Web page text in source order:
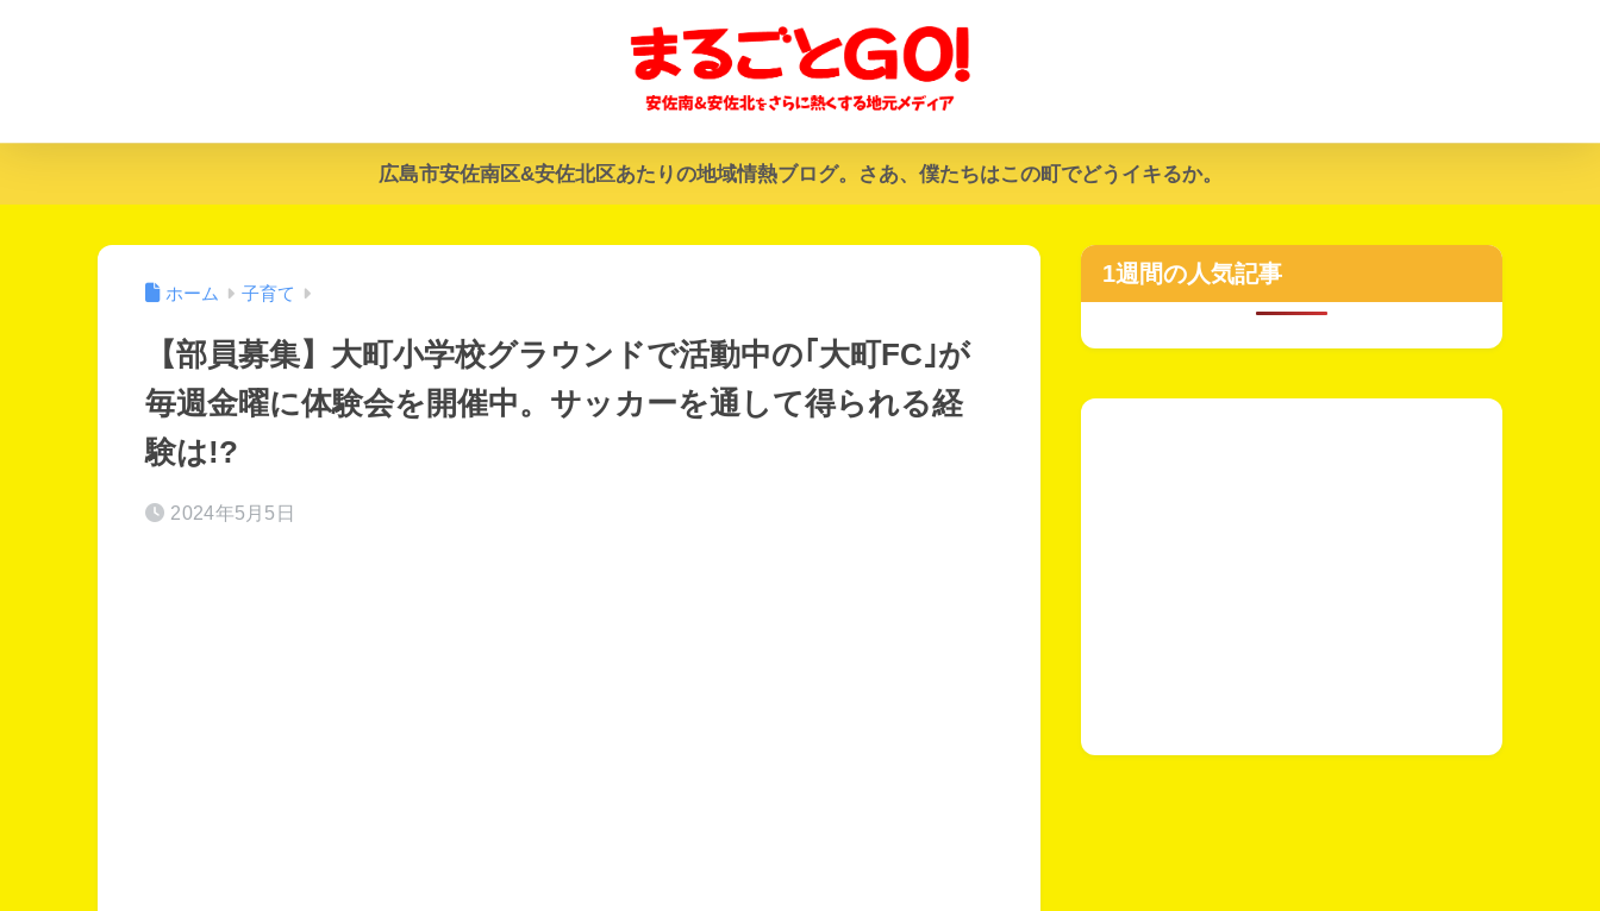
広島市安佐南区&安佐北区あたりの地域情熱ブログ。さあ、僕たちはこの町でどうイキるか。
ホーム 子育て
【部員募集】大町小学校グラウンドで活動中の｢大町FC｣が
毎週金曜に体験会を開催中。サッカーを通して得られる経
験は!?
2024年5月5日
1週間の人気記事